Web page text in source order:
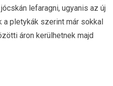
lefaragni, ugyanis az új
pletykák szerint már sokkal
áron kerülhetnek majd